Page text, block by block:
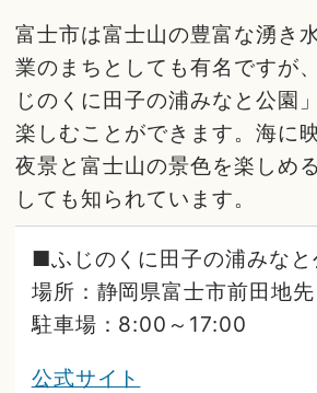
富士市は富士山の豊富な湧き
業のまちとしても有名ですが
じのくに田子の浦みなと公園
楽しむことができます。海に
夜景と富士山の景色を楽しめ
しても知られています。
■ふじのくに田子の浦みなと
場所：静岡県富士市前田地先
駐車場：8:00～17:00
公式サイト